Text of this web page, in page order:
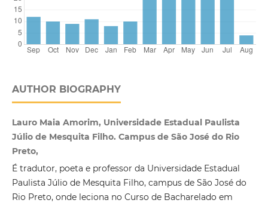
AUTHOR BIOGRAPHY
Lauro Maia Amorim, Universidade Estadual Paulista
Júlio de Mesquita Filho. Campus de São José do Rio
Preto,
É tradutor, poeta e professor da Universidade Estadual
Paulista Júlio de Mesquita Filho, campus de São José do
Rio Preto, onde leciona no Curso de Bacharelado em